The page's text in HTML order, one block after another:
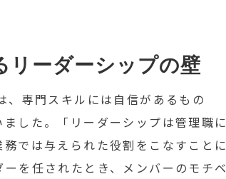
リーダーシップの壁
、専門スキルには自信があるもの
した。「リーダーシップは管理職に
では与えられた役割をこなすことに
を任されたとき、メンバーのモチベ